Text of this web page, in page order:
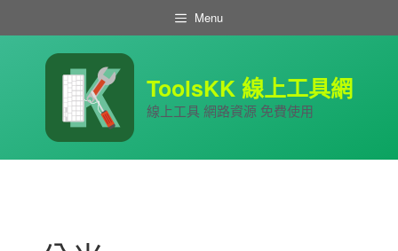
Menu
ToolsKK 線上工具網
線上工具 網路資源 免費使用